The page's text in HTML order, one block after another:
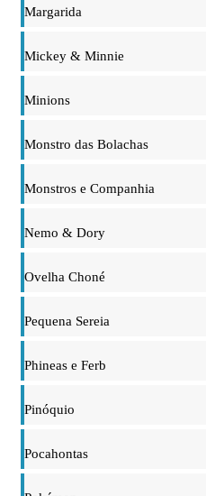
Margarida
Mickey & Minnie
Minions
Monstro das Bolachas
Monstros e Companhia
Nemo & Dory
Ovelha Choné
Pequena Sereia
Phineas e Ferb
Pinóquio
Pocahontas